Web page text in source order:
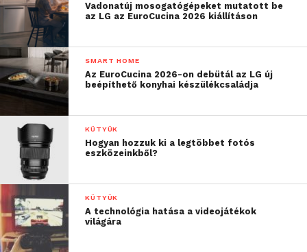
Vadonatúj mosogatógépeket mutatott be
az LG az EuroCucina 2026 kiállításon
SMART HOME
Az EuroCucina 2026-on debütál az LG új
beépíthető konyhai készülékcsaládja
KÜTYÜK
Hogyan hozzuk ki a legtöbbet fotós
eszközeinkből?
KÜTYÜK
A technológia hatása a videojátékok
világára